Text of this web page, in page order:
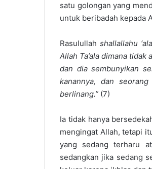
satu golongan yang
untuk beribadah kepada
Rasulullahshallallahu
Allah Ta’ala dimana
dan dia sembunyikan
kanannya, dan
berlinang.” (7)
Ia tidak hanya
mengingat Allah, tetapi
yang sedang terharu
sedangkan jika sedang